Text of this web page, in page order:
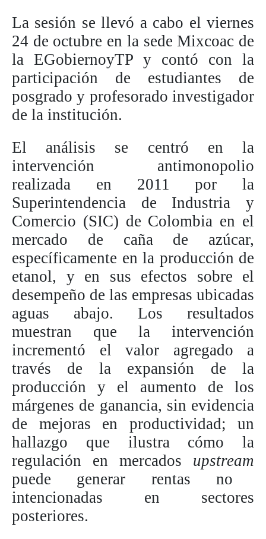
La sesión se llevó a cabo el viernes
24 de octubre en la sede Mixcoac de
la EGobiernoyTP y contó con la
participación de estudiantes de
posgrado y profesorado investigador
de la institución.
El análisis se centró en la
intervención antimonopolio
realizada en 2011 por la
Superintendencia de Industria y
Comercio (SIC) de Colombia en el
mercado de caña de azúcar,
específicamente en la producción de
etanol, y en sus efectos sobre el
desempeño de las empresas ubicadas
aguas abajo. Los resultados
muestran que la intervención
incrementó el valor agregado a
través de la expansión de la
producción y el aumento de los
márgenes de ganancia, sin evidencia
de mejoras en productividad; un
hallazgo que ilustra cómo la
regulación en mercados upstream
puede generar rentas no
intencionadas en sectores
posteriores.